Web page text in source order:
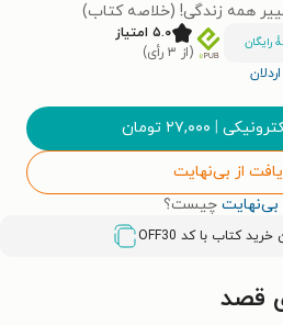
همه زندگی! (خلاصه کتاب)
رایگان
۵.۰ امتیاز
(از ۳ رأی)
| ۲۷,۰۰۰ تومان
از بی‌نهایت
بی‌نهایت چیست؟
OFF30
قصد